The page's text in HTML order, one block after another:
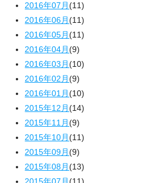
2016年07月(11)
2016年06月(11)
2016年05月(11)
2016年04月(9)
2016年03月(10)
2016年02月(9)
2016年01月(10)
2015年12月(14)
2015年11月(9)
2015年10月(11)
2015年09月(9)
2015年08月(13)